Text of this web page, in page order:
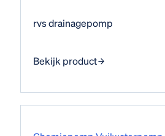
rvs drainagepomp
Bekijk product